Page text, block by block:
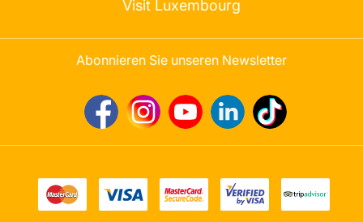
Visit Luxembourg
Abonnieren Sie unseren Newsletter